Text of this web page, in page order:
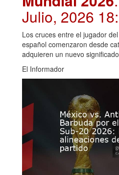
Julio, 2026
Los cruces entre el jugador
español comenzaron desde
adquieren un nuevo significado
El Informador